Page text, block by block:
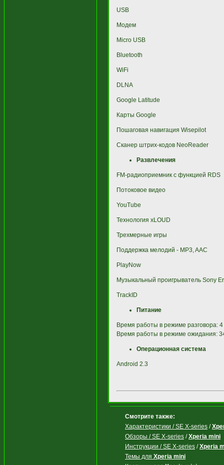
USB
Модем
Micro USB
Bluetooth
WiFi
DLNA
Google Latitude
Карты Google
Пошаговая навигация Wisepilot
Сканер штрих-кодов NeoReader
Развлечения
FM-радиоприемник с функцией RDS
Потоковое видео
YouTube
Технология xLOUD
Трехмерные игры
Поддержка мелодий - MP3, AAC
PlayNow
Музыкальный проигрыватель Sony
TrackID
Питание
Время работы в режиме разговора: 4
Время работы в режиме ожидания:
Операционная система
Android 2.3
Смотрите также:
Характеристики / SE X-series /
Обзоры / SE X-series /Xperia mini
Инструкции / SE X-series /Xperia
Темы для Xperia mini